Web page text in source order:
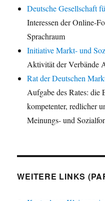
Deutsche Gesellschaft
Interessen der Online-
Sprachraum
Initiative Markt- und
Aktivität der
Rat der Deutschen
Aufgabe des Rates: die
kompetenter, redlicher
Meinungs- und
WEITERE LINKS